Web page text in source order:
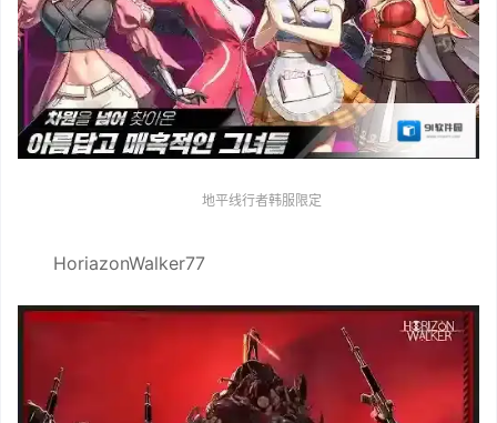
地平线行者韩服限定
HoriazonWalker77